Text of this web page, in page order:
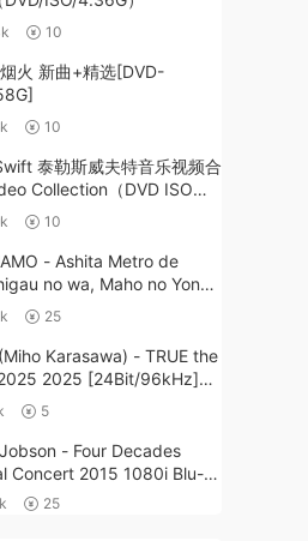
10
火 新曲+精选[DVD-
10
泰勒斯威夫特音乐视频合
Collection（DVD ISO
10
- Ashita Metro de
no wa, Maho no Yona
《BDISO 43.9G》
25
Karasawa) - TRUE the
2025 [24Bit/96kHz]
Flac 4.46GB]
5
- Four Decades
Concert 2015 1080i Blu-
40.2G》
25